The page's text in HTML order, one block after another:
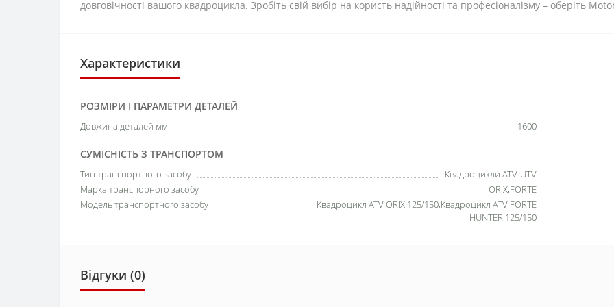
довговічності вашого квадроцикла. Зробіть свій вибір на користь надійності та професіоналізму – оберіть
Характеристики
РОЗМІРИ І ПАРАМЕТРИ ДЕТАЛЕЙ
Довжина деталей мм 1600
СУМІСНІСТЬ З ТРАНСПОРТОМ
Тип транспортного засобу
Квадроцикли ATV-UTV
Марка транспорного засобу
ORIX,FORTE
Модель транспортного засобу
Квадроцикл ATV ORIX 125/150,Квадроцикл ATV FORTE
HUNTER 125/150
Відгуки (0)